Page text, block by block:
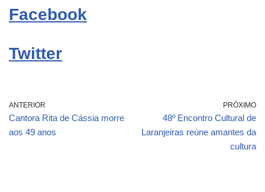
Facebook
Twitter
ANTERIOR
Cantora Rita de Cássia morre
aos 49 anos
PRÓXIMO
48º Encontro Cultural de
Laranjeiras reúne amantes da
cultura